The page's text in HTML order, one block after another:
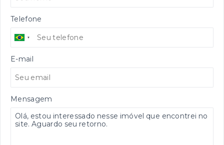
Telefone
E-mail
Mensagem